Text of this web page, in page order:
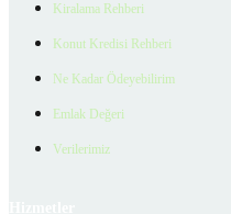
Kiralama Rehberi
Konut Kredisi Rehberi
Ne Kadar Ödeyebilirim
Emlak Değeri
Verilerimiz